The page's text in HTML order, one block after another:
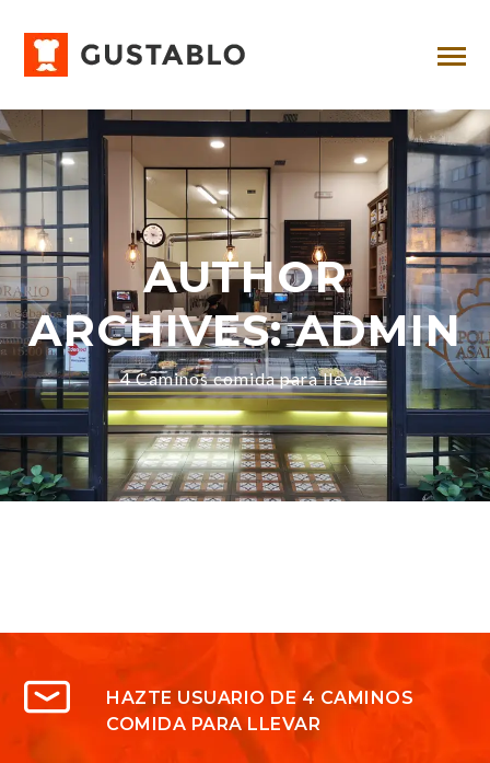
AUTHOR
ARCHIVES: ADMIN
4 Caminos comida para llevar
HAZTE USUARIO DE 4 CAMINOS
COMIDA PARA LLEVAR